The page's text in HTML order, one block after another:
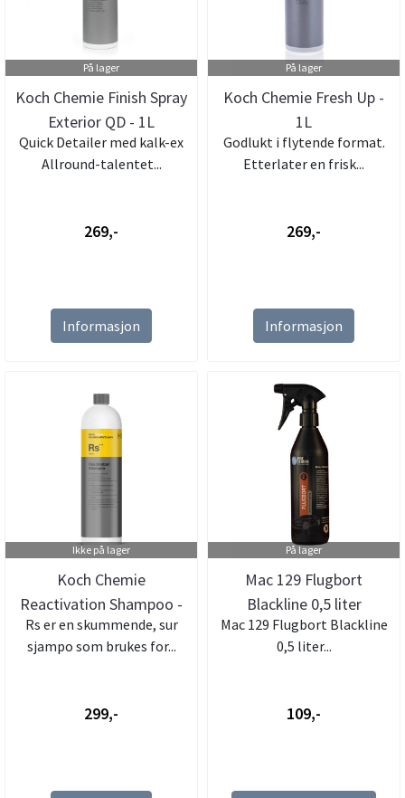
På lager
Koch Chemie Finish Spray
Exterior QD - 1L
Quick Detailer med kalk-ex
Allround-talentet...
269,-
Informasjon
På lager
Koch Chemie Fresh Up -
1L
Godlukt i flytende format.
Etterlater en frisk...
269,-
Informasjon
Ikke på lager
Koch Chemie
Reactivation Shampoo -
1L
Rs er en skummende, sur
sjampo som brukes for...
299,-
På lager
Mac 129 Flugbort
Blackline 0,5 liter
Mac 129 Flugbort Blackline
0,5 liter...
109,-